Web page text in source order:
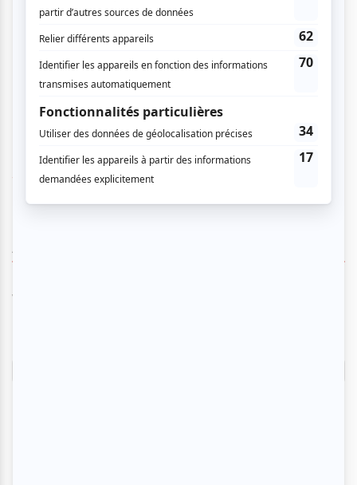
www.omniumdurock.tv
AUCUN COMMENTAIRE
Vous devez être connecté pour